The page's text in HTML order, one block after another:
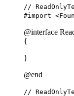
//
#import
@interface
{
}
@end
//